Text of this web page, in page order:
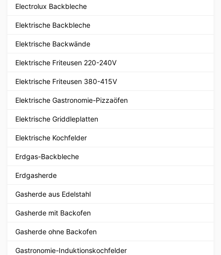
Electrolux Backbleche
Elektrische Backbleche
Elektrische Backwände
Elektrische Friteusen 220-240V
Elektrische Friteusen 380-415V
Elektrische Gastronomie-Pizzaöfen
Elektrische Griddleplatten
Elektrische Kochfelder
Erdgas-Backbleche
Erdgasherde
Gasherde aus Edelstahl
Gasherde mit Backofen
Gasherde ohne Backofen
Gastronomie-Induktionskochfelder